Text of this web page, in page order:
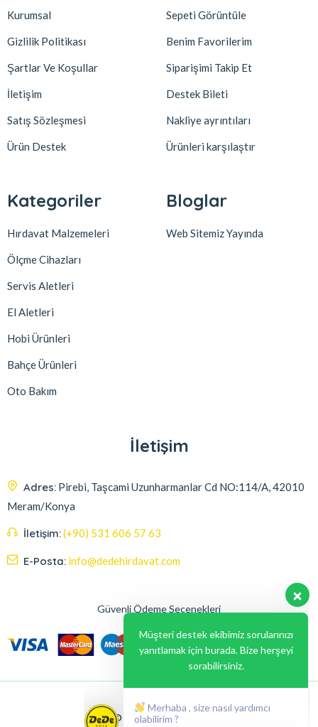
Kurumsal
Gizlilik Politikası
Şartlar Ve Koşullar
İletişim
Satış Sözleşmesi
Ürün Destek
Sepeti Görüntüle
Benim Favorilerim
Siparişimi Takip Et
Destek Bileti
Nakliye ayrıntıları
Ürünleri karşılaştır
Kategoriler
Hırdavat Malzemeleri
Ölçme Cihazları
Servis Aletleri
El Aletleri
Hobi Ürünleri
Bahçe Ürünleri
Oto Bakım
Bloglar
Web Sitemiz Yayında
İletişim
Adres: Pirebi, Taşcami Uzunharmanlar Cd NO:114/A, 42010
Meram/Konya
İletişim:(+90) 531 606 57 63
E-Posta: info@dedehirdavat.com
Güvenli Ödeme Seçenekleri
© 2024, Liabil Dizayn
yanıtlamak için burada. Bize herşeyi
sorabilirsiniz.
olabilirim ?